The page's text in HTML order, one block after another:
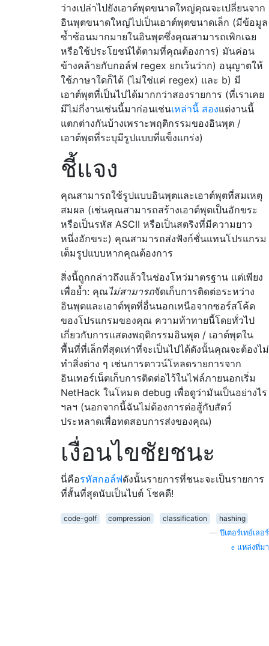
ว่างเปล่าไปยังเอาต์พุตขนาดใหญ่คุณจะเปลี่ยนจาก
อินพุตขนาดใหญ่ไปเป็นเอาต์พุตขนาดเล็ก (มีข้อมูล
ซ้ำซ้อนมากมายในอินพุตซึ่งคุณสามารถเพิกเฉย
หรือใช้ประโยชน์ได้ตามที่คุณต้องการ) มันค่อน
ข้างคล้ายกับกอล์ฟ regex ยกเว้นว่าก) อนุญาตให้
ใช้ภาษาใดก็ได้ (ไม่ใช่แค่ regex) และ b) มี
เอาต์พุตที่เป็นไปได้มากกว่าสองรายการ (ที่เราเคย
มีไม่กี่งานเช่นนี้มาก่อนเช่นเหล่านี้ สองแต่งานนี้
แตกต่างกันบ้างเพราะพฤติกรรมของอินพุต /
เอาต์พุตที่ระบุมีรูปแบบที่แข็งแกร่ง)
ชี้แจง
คุณสามารถใช้รูปแบบอินพุตและเอาต์พุตที่สมเหตุ
สมผล (เช่นคุณสามารถสร้างเอาต์พุตเป็นอักขระ
หรือเป็นรหัส ASCII หรือเป็นสตริงที่มีความยาว
หนึ่งอักขระ) คุณสามารถส่งฟังก์ชั่นแทนโปรแกรม
เต็มรูปแบบหากคุณต้องการ
สิ่งนี้ถูกกล่าวถึงแล้วในช่องโหว่มาตรฐาน แต่เพียง
เพื่อย้ำ: คุณไม่สามารถจัดเก็บการติดต่อระหว่าง
อินพุตและเอาต์พุตที่อื่นนอกเหนือจากซอร์สโค้ด
ของโปรแกรมของคุณ ความท้าทายนี้โดยทั่วไป
เกี่ยวกับการแสดงพฤติกรรมอินพุต / เอาต์พุตใน
พื้นที่ที่เล็กที่สุดเท่าที่จะเป็นไปได้ดังนั้นคุณจะต้องไม่
ทำสิ่งต่าง ๆ เช่นการดาวน์โหลดรายการจาก
อินเทอร์เน็ตเก็บการติดต่อไว้ในไฟล์ภายนอกเริ่ม
NetHack ในโหมด debug เพื่อดูว่ามันเป็นอย่างไร
ฯลฯ (นอกจากนี้ฉันไม่ต้องการต่อสู้กับสัตว์
ประหลาดเพื่อทดสอบการส่งของคุณ)
เงื่อนไขชัยชนะ
นี่คือรหัสกอล์ฟดังนั้นรายการที่ชนะจะเป็นรายการ
ที่สั้นที่สุดนับเป็นไบต์ โชคดี!
code-golf compression classification
hashing
ปีเตอร์เทย์เลอร์
แหล่งที่มา